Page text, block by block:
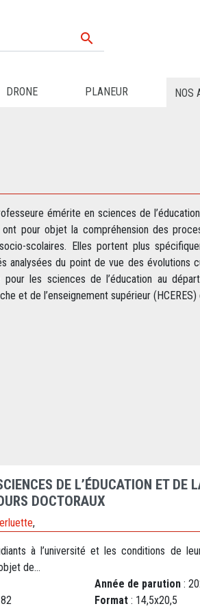

DRONE PLANEUR NOS
émérite en sciences de
pour objet la compréhension des
scolaires. Elles portent plus
analysées du point de vue des
pour les sciences de l’éducation au
et de l’enseignement supérieur
DE L’ÉDUCATION ET
DOCTORAUX
,
à l’université et les conditions de
de...
Année de parution :
Format : 14,5x20,5